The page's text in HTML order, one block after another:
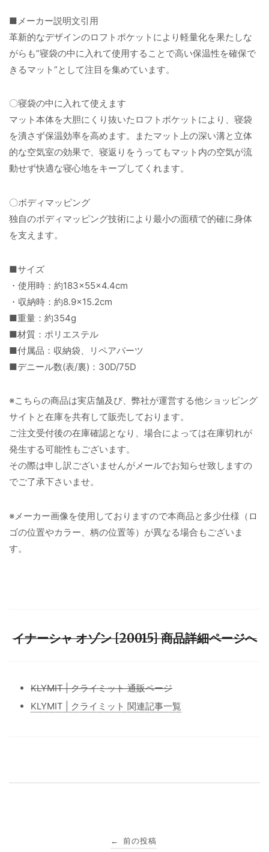
■メーカー説明文引用
革新的なデザインのロフトポケットにより軽量化を果たしな
がらも”寝袋の中に入れて使用することで高い保温性を確保で
きるマット”として注目を集めています。
〇寝袋の中に入れて使えます
マット本体を大胆にくり抜いたロフトポケットにより、寝袋
を潰さず保温効率を高めます。またマット上の深い溝と立体
的な空気室の効果で、寝返りをうってもマット内の空気が流
動せず快適な寝心地をキープしてくれます。
〇ボディマッピング
独自のボディマッピング技術により最小の面積で的確に身体
を支えます。
■サイズ
・使用時：約183×55×4.4cm
・収納時：約8.9×15.2cm
■重量：約354g
■材質：ポリエステル
■付属品：収納袋、リペアパーツ
■デニール数(表/裏)：30D/75D
※こちらの商品は実店舗及び、弊社が運営する他ショッピング
サイトと在庫を共有して販売しております。
ご注文受付後の在庫確認となり、場合によっては在庫切れが
発生する可能性もございます。
その際は申し訳ございませんがメールでお知らせ致しますの
でご了承下さいませ。
※メーカー画像を使用しておりますので本商品と多少仕様（ロ
ゴの位置やカラー、柄の位置等）が異なる場合もございま
す。
イナーシャ オゾン [20015] 商品詳細ページへ
KLYMIT | クライミット 通販ページ
KLYMIT | クライミット 関連記事一覧
← 前の投稿